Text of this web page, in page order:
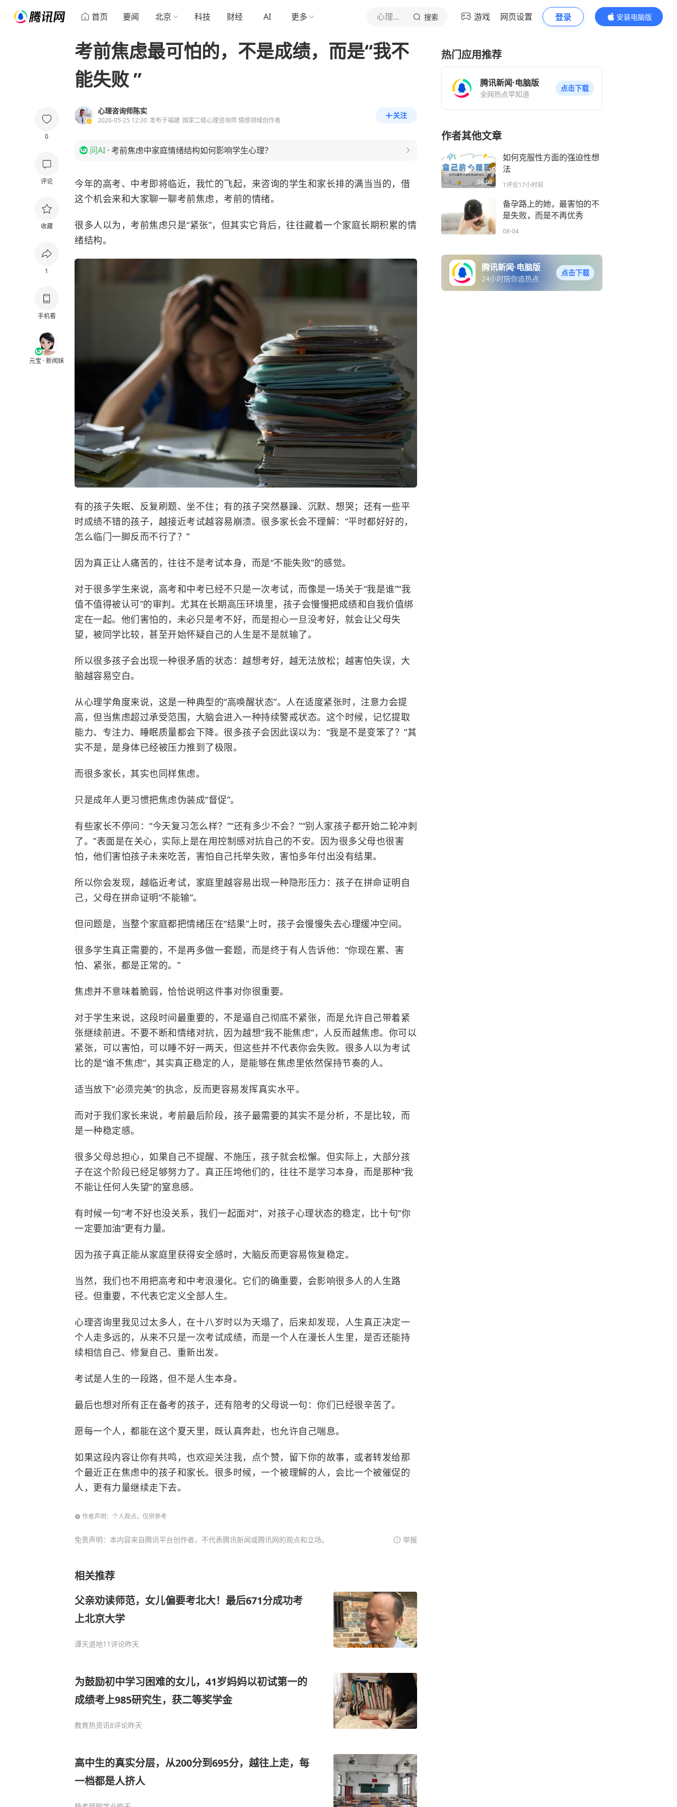
首页 要闻 北京 科技 财经 AI 更多 心理咨询师陈实 搜索 游戏 网页设置 登录
安装电脑版
内容更精彩
0
评论
收藏
1
手机看
元宝 · 新闻妹
考前焦虑最可怕的，不是成绩，而是“我不
能失败 ”
心理咨询师陈实
2026-05-25 12:30 发布于福建 国家二级心理咨询师 情感领域创作者
关注
问AI · 考前焦虑中家庭情绪结构如何影响学生心理？
今年的高考、中考即将临近，我忙的飞起，来咨询的学生和家长排的满当当的，借
这个机会来和大家聊一聊考前焦虑，考前的情绪。
很多人以为，考前焦虑只是“紧张”，但其实它背后，往往藏着一个家庭长期积累的情
绪结构。
有的孩子失眠、反复刷题、坐不住；有的孩子突然暴躁、沉默、想哭；还有一些平
时成绩不错的孩子，越接近考试越容易崩溃。很多家长会不理解：“平时都好好的，
怎么临门一脚反而不行了？”
因为真正让人痛苦的，往往不是考试本身，而是“不能失败”的感觉。
对于很多学生来说，高考和中考已经不只是一次考试，而像是一场关于“我是谁”“我
值不值得被认可”的审判。尤其在长期高压环境里，孩子会慢慢把成绩和自我价值绑
定在一起。他们害怕的，未必只是考不好，而是担心一旦没考好，就会让父母失
望，被同学比较，甚至开始怀疑自己的人生是不是就输了。
所以很多孩子会出现一种很矛盾的状态：越想考好，越无法放松；越害怕失误，大
脑越容易空白。
从心理学角度来说，这是一种典型的“高唤醒状态”。人在适度紧张时，注意力会提
高，但当焦虑超过承受范围，大脑会进入一种持续警戒状态。这个时候，记忆提取
能力、专注力、睡眠质量都会下降。很多孩子会因此误以为：“我是不是变笨了？”其
实不是，是身体已经被压力推到了极限。
而很多家长，其实也同样焦虑。
只是成年人更习惯把焦虑伪装成“督促”。
有些家长不停问：“今天复习怎么样？”“还有多少不会？”“别人家孩子都开始二轮冲刺
了。”表面是在关心，实际上是在用控制感对抗自己的不安。因为很多父母也很害
怕，他们害怕孩子未来吃苦，害怕自己托举失败，害怕多年付出没有结果。
所以你会发现，越临近考试，家庭里越容易出现一种隐形压力：孩子在拼命证明自
己，父母在拼命证明“不能输”。
但问题是，当整个家庭都把情绪压在“结果”上时，孩子会慢慢失去心理缓冲空间。
很多学生真正需要的，不是再多做一套题，而是终于有人告诉他：“你现在累、害
怕、紧张，都是正常的。”
焦虑并不意味着脆弱，恰恰说明这件事对你很重要。
对于学生来说，这段时间最重要的，不是逼自己彻底不紧张，而是允许自己带着紧
张继续前进。不要不断和情绪对抗，因为越想“我不能焦虑”，人反而越焦虑。你可以
紧张，可以害怕，可以睡不好一两天，但这些并不代表你会失败。很多人以为考试
比的是“谁不焦虑”，其实真正稳定的人，是能够在焦虑里依然保持节奏的人。
适当放下“必须完美”的执念，反而更容易发挥真实水平。
而对于我们家长来说，考前最后阶段，孩子最需要的其实不是分析，不是比较，而
是一种稳定感。
很多父母总担心，如果自己不提醒、不施压，孩子就会松懈。但实际上，大部分孩
子在这个阶段已经足够努力了。真正压垮他们的，往往不是学习本身，而是那种“我
不能让任何人失望”的窒息感。
有时候一句“考不好也没关系，我们一起面对”，对孩子心理状态的稳定，比十句“你
一定要加油”更有力量。
因为孩子真正能从家庭里获得安全感时，大脑反而更容易恢复稳定。
当然，我们也不用把高考和中考浪漫化。它们的确重要，会影响很多人的人生路
径。但重要，不代表它定义全部人生。
心理咨询里我见过太多人，在十八岁时以为天塌了，后来却发现，人生真正决定一
个人走多远的，从来不只是一次考试成绩，而是一个人在漫长人生里，是否还能持
续相信自己、修复自己、重新出发。
考试是人生的一段路，但不是人生本身。
最后也想对所有正在备考的孩子，还有陪考的父母说一句：你们已经很辛苦了。
愿每一个人，都能在这个夏天里，既认真奔赴，也允许自己喘息。
如果这段内容让你有共鸣，也欢迎关注我，点个赞，留下你的故事，或者转发给那
个最近正在焦虑中的孩子和家长。很多时候，一个被理解的人，会比一个被催促的
人，更有力量继续走下去。
作者声明：个人观点，仅供参考
免责声明：本内容来自腾讯平台创作者，不代表腾讯新闻或腾讯网的观点和立场。 举报
相关推荐
父亲劝读师范，女儿偏要考北大！最后671分成功考
上北京大学
谭天道地11评论昨天
为鼓励初中学习困难的女儿，41岁妈妈以初试第一的
成绩考上985研究生，获二等奖学金
教育热资讯8评论昨天
高中生的真实分层，从200分到695分，越往上走，每
一档都是人挤人
热门应用推荐
腾讯新闻·电脑版
全网热点早知道
点击下载
作者其他文章
06:08
如何克服性方面的强迫性想
法
1评论17小时前
备孕路上的她，最害怕的不
是失败，而是不再优秀
08-04
腾讯新闻·电脑版
24小时陪你追热点
点击下载